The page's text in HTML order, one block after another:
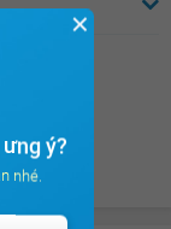
✕
ý?
nhé.